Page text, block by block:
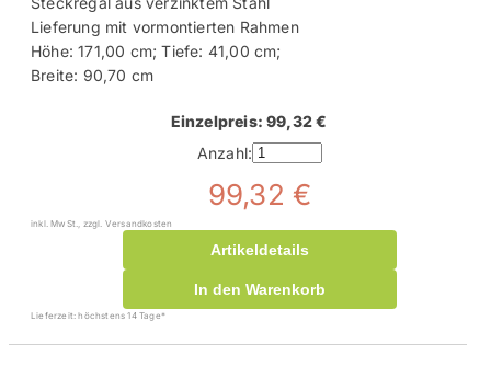
Lieferung mit vormontierten Rahmen
Höhe: 171,00 cm; Tiefe: 41,00 cm;
Breite: 90,70 cm
Einzelpreis: 99,32 €
Anzahl:
99,32 €
inkl. MwSt., zzgl. Versandkosten
Artikeldetails
In den Warenkorb
Lieferzeit: höchstens 14 Tage*